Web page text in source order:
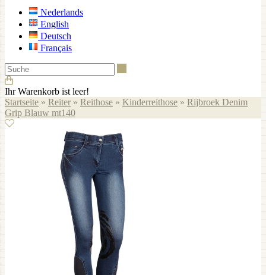
Nederlands
English
Deutsch
Français
Ihr Warenkorb ist leer!
Startseite » Reiter » Reithose » Kinderreithose » Rijbroek Denim
Grip Blauw mt140